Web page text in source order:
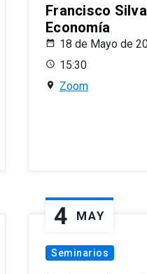
Francisco
Economía
18 de Mayo de
15:30
Zoom
4 MAY
Seminarios